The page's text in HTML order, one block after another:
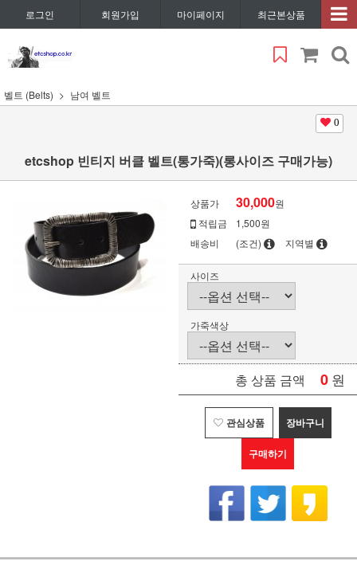
로그인 회원가입 마이페이지 최근본상품
벨트 (Belts) 남여 벨트
0
etcshop 빈티지 버클 벨트(통가죽)(롱사이즈 구매가능)
상품가 30,000원
적립금
1,500원
배송비
(조건) 지역별
사이즈
가죽색상
총 상품 금액 0 원
관심상품 장바구니
구매하기